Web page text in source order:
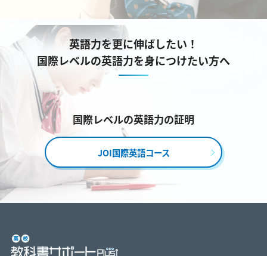
英語力を更に伸ばしたい！
国際レベルの英語力を身につけたい方へ
国際レベルの英語力の証明
JOI国際英語コース